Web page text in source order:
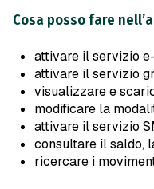
Cosa posso fare
attivare il servizio
attivare il servizio
visualizzare e
modificare la
attivare il servizio
consultare il saldo,
ricercare i